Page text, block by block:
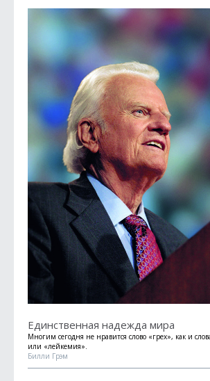
Единственная надежда мира
Многим сегодня не нравится слово «грех», как и
или «лейкемия».
Билли Грэм